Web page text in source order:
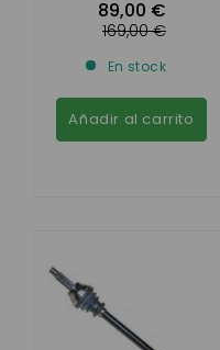
JUNTA CARDÁN
89,00 €
169,00 €
En stock
Añadir al carrito